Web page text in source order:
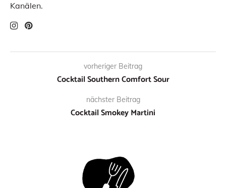
Kanälen.
vorheriger Beitrag
Cocktail Southern Comfort Sour
nächster Beitrag
Cocktail Smokey Martini